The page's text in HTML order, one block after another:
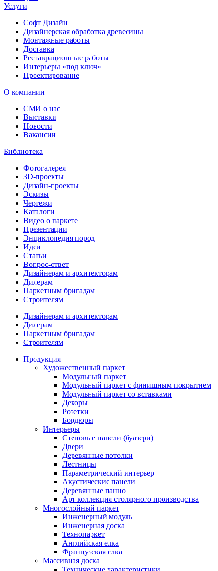
Услуги
Софт Дизайн
Дизайнерская обработка древесины
Монтажные работы
Доставка
Реставрационные работы
Интерьеры «под ключ»
Проектирование
О компании
СМИ о нас
Выставки
Новости
Вакансии
Библиотека
Фотогалерея
3D-проекты
Дизайн-проекты
Эскизы
Чертежи
Каталоги
Видео о паркете
Презентации
Энциклопедия пород
Идеи
Статьи
Вопрос-ответ
Дизайнерам и архитекторам
Дилерам
Паркетным бригадам
Строителям
Дизайнерам и архитекторам
Дилерам
Паркетным бригадам
Строителям
Продукция
Художественный паркет
Модульный паркет
Модульный паркет с финишным покрытием
Модульный паркет со вставками
Декоры
Розетки
Бордюры
Интерьеры
Стеновые панели (буазери)
Двери
Деревянные потолки
Лестницы
Параметрический интерьер
Акустические панели
Деревянные панно
Арт коллекция столярного производства
Многослойный паркет
Инженерный модуль
Инженерная доска
Технопаркет
Английская елка
Французская елка
Массивная доска
Технические характеристики